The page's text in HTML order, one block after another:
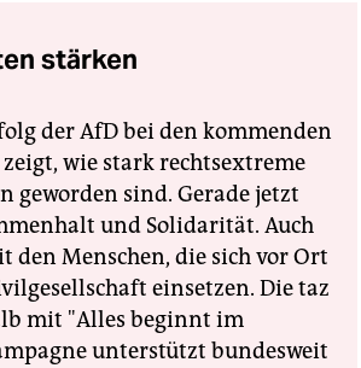
stärken
der AfD bei den kommenden
wie stark rechtsextreme
geworden sind. Gerade jetzt
und Solidarität. Auch
den Menschen, die sich vor Ort
einsetzen. Die taz
mit "Alles beginnt im
unterstützt bundesweit